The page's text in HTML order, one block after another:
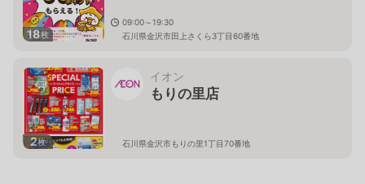
18枚
09:00～19:30
石川県金沢市田上さくら3丁目60番地
2枚
イオン
もりの里店
石川県金沢市もりの里1丁目70番地